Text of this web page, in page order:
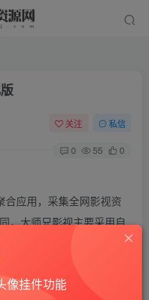
关注 私信
0 55 0
合应用，采集全网影视资
，大师兄影视主要采用自
所有视频无广告水印，支
。
像挂件功能